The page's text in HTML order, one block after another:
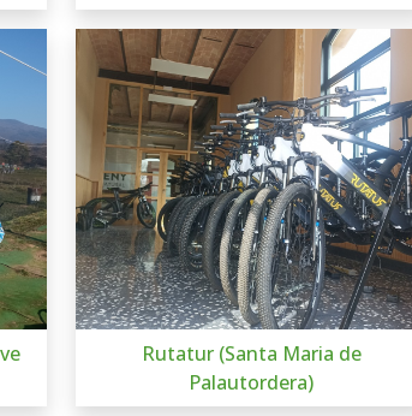
Rutatur (Santa Maria de
Palautordera)